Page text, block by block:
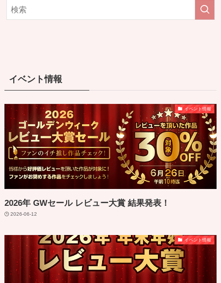
イベント情報
イベント情報
2026年 GWセール レビュー大賞 結果発表！
2026-06-12
イベント情報